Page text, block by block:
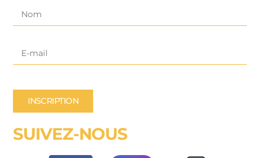
INSCRIPTION
SUIVEZ-NOUS